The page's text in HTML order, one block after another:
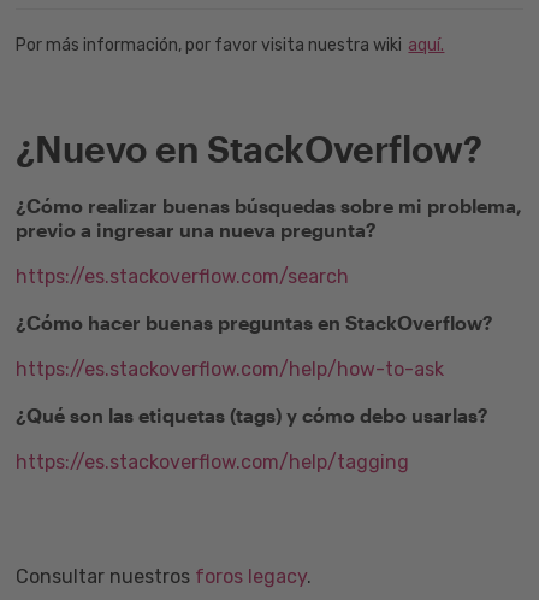
Por más información, por favor visita nuestra wiki aquí.
¿Nuevo en StackOverflow?
¿Cómo realizar buenas búsquedas sobre mi problema,
previo a ingresar una nueva pregunta?
https://es.stackoverflow.com/search
¿Cómo hacer buenas preguntas en StackOverflow?
https://es.stackoverflow.com/help/how-to-ask
¿Qué son las etiquetas (tags) y cómo debo usarlas?
https://es.stackoverflow.com/help/tagging
Consultar nuestros foros legacy.